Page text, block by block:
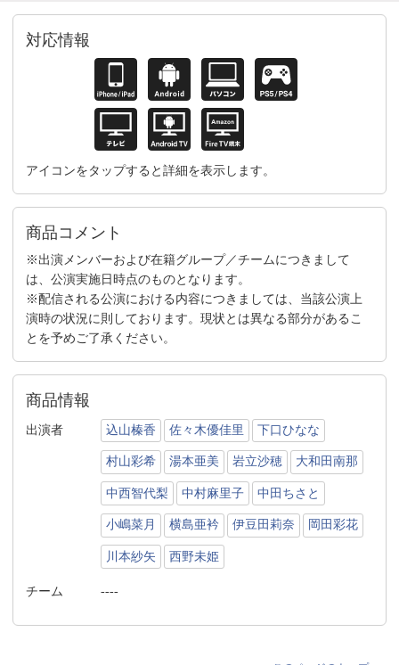
対応情報
アイコンをタップすると詳細を表示します。
商品コメント
※出演メンバーおよび在籍グループ／チームにつきまして
は、公演実施日時点のものとなります。
※配信される公演における内容につきましては、当該公演上
演時の状況に則しております。現状とは異なる部分があるこ
とを予めご了承ください。
商品情報
出演者 込山榛香 佐々木優佳里 下口ひなな
村山彩希 湯本亜美 岩立沙穂 大和田南那
中西智代梨 中村麻里子 中田ちさと
小嶋菜月 横島亜衿 伊豆田莉奈 岡田彩花
川本紗矢 西野未姫
チーム ----